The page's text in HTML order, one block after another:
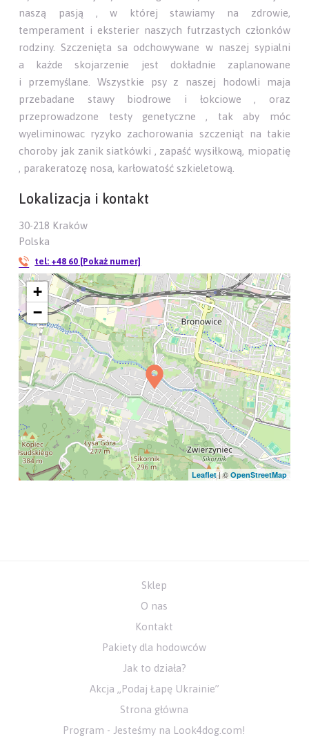
naszą pasją , w której stawiamy na zdrowie,
temperament i eksterier naszych futrzastych członków
rodziny. Szczenięta sa odchowywane w naszej sypialni
a każde skojarzenie jest dokładnie zaplanowane
i przemyślane. Wszystkie psy z naszej hodowli maja
przebadane stawy biodrowe i łokciowe , oraz
przeprowadzone testy genetyczne , tak aby móc
wyeliminowac ryzyko zachorowania szczeniąt na takie
choroby jak zanik siatkówki , zapaść wysiłkową, miopatię
, parakeratozę nosa, karłowatość szkieletową.
Lokalizacja i kontakt
30-218 Kraków
Polska
tel: +48 60 [Pokaż numer]
+
−
Leaflet| © OpenStreetMap
Sklep
O nas
Kontakt
Pakiety dla hodowców
Jak to działa?
Akcja „Podaj Łapę Ukrainie”
Strona główna
Program - Jesteśmy na Look4dog.com!